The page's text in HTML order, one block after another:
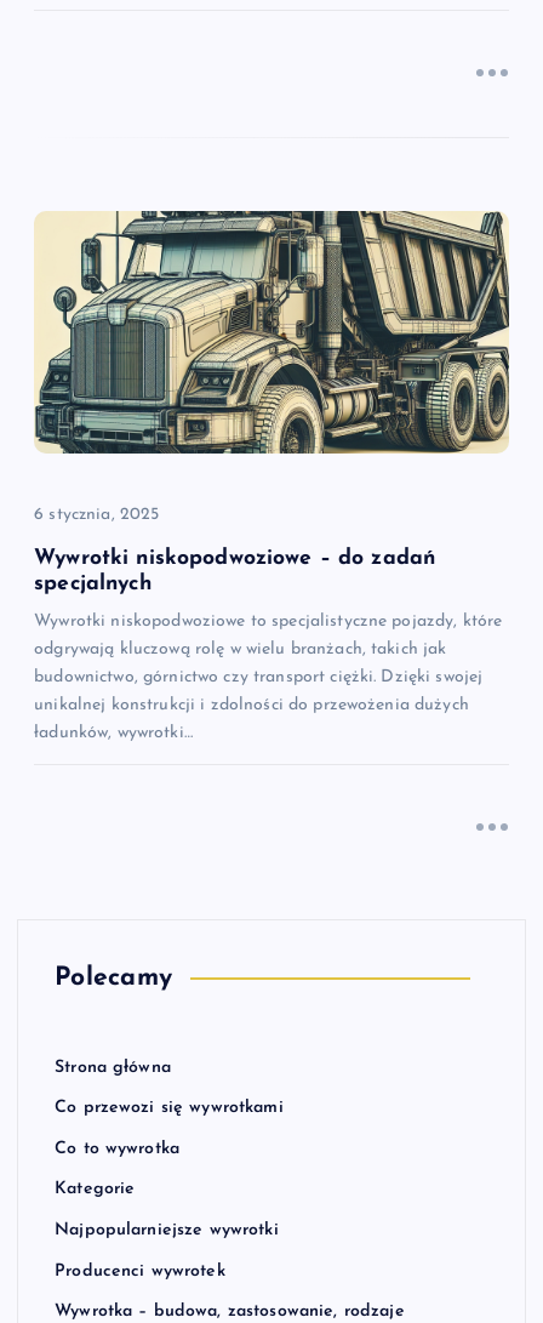
6 stycznia, 2025
Wywrotki niskopodwoziowe – do zadań
specjalnych
Wywrotki niskopodwoziowe to specjalistyczne pojazdy, które
odgrywają kluczową rolę w wielu branżach, takich jak
budownictwo, górnictwo czy transport ciężki. Dzięki swojej
unikalnej konstrukcji i zdolności do przewożenia dużych
ładunków, wywrotki…
Polecamy
Strona główna
Co przewozi się wywrotkami
Co to wywrotka
Kategorie
Najpopularniejsze wywrotki
Producenci wywrotek
Wywrotka – budowa, zastosowanie, rodzaje